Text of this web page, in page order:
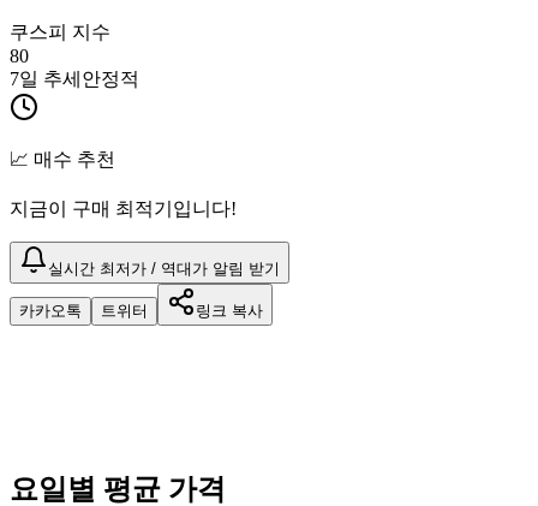
쿠스피 지수
80
7일 추세 안정적
📈 매수 추천
지금이 구매 최적기입니다!
실시간 최저가 / 역대가 알림 받기
카카오톡 트위터 링크 복사
요일별 평균 가격